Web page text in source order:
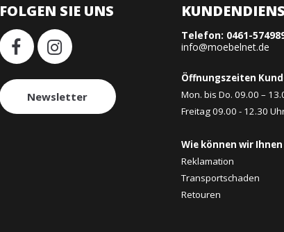
FOLGEN SIE UNS
Newsletter
Telefon: 0461-
info@moebelnet.de
Öffnungszeiten
Mon. bis Do. 09.00 –
Freitag 09.00 - 12.30
Wie können wir
Reklamation
Transportschaden
Retouren